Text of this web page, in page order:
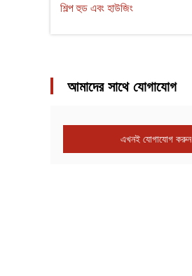
শিল্প হুড এবং হাউজিং
আমাদের সাথে যোগাযোগ
এখনই যোগাযোগ করুন